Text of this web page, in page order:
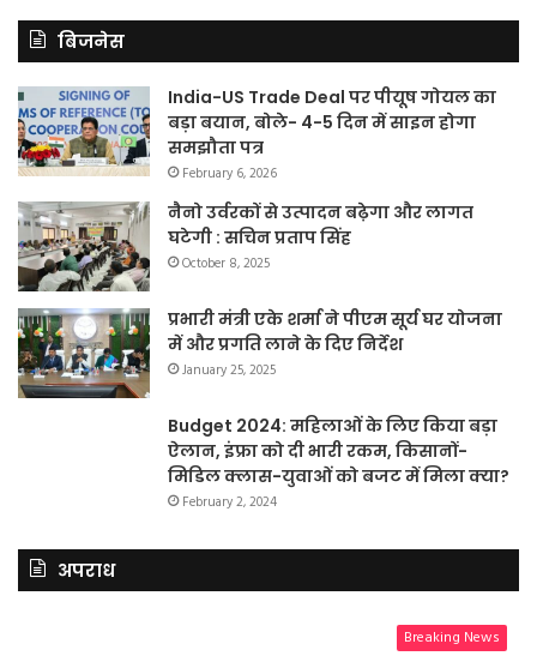
बिजनेस
India-US Trade Deal पर पीयूष गोयल का
बड़ा बयान, बोले- 4-5 दिन में साइन होगा
समझौता पत्र
February 6, 2026
नैनो उर्वरकों से उत्पादन बढ़ेगा और लागत
घटेगी : सचिन प्रताप सिंह
October 8, 2025
प्रभारी मंत्री एके शर्मा ने पीएम सूर्य घर योजना
में और प्रगति लाने के दिए निर्देश
January 25, 2025
Budget 2024: महिलाओं के लिए किया बड़ा
ऐलान, इंफ्रा को दी भारी रकम, किसानों-
मिडिल क्लास-युवाओं को बजट में मिला क्या?
February 2, 2024
अपराध
Breaking News